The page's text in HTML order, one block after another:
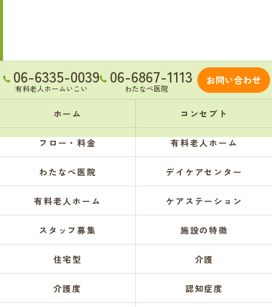
06-6335-0039
有料老人ホームいこい
06-6867-1113
わたなべ医院
お問い合わせ
ホーム コンセプト
フロー・料金 有料老人ホーム
わたなべ医院 デイケアセンター
有料老人ホーム ケアステーション
スタッフ募集 施設の特徴
住宅型 介護
介護度 認知症度